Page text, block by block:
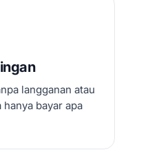
langganan atau
bayar apa